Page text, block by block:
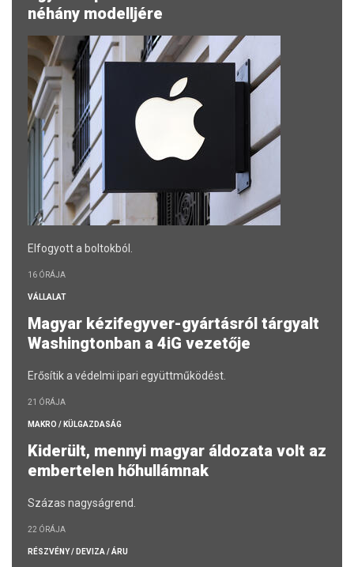
néhány modelljére
Elfogyott a boltokból.
16 ÓRÁJA
VÁLLALAT
Magyar kézifegyver-gyártásról tárgyalt
Washingtonban a 4iG vezetője
Erősítik a védelmi ipari együttműködést.
21 ÓRÁJA
MAKRO / KÜLGAZDASÁG
Kiderült, mennyi magyar áldozata volt az
embertelen hőhullámnak
Százas nagyságrend.
22 ÓRÁJA
RÉSZVÉNY / DEVIZA / ÁRU